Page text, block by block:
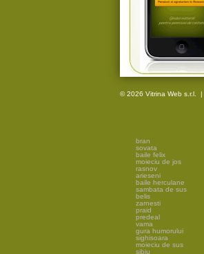
© 2026 Vitrina Web s.r.l. |
bran
sovata
baile felix
moieciu de jos
rasnov
arieseni
baile herculane
sambata de sus
belis
zarnesti
praid
predeal
vama
gura humorului
sighisoara
moieciu de sus
sibiu